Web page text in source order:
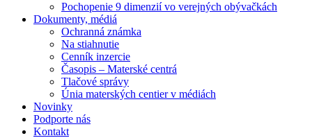
Pochopenie 9 dimenzií vo verejných obývačkách
Dokumenty, médiá
Ochranná známka
Na stiahnutie
Cenník inzercie
Časopis – Materské centrá
Tlačové správy
Únia materských centier v médiách
Novinky
Podporte nás
Kontakt